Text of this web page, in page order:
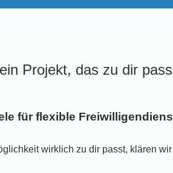
Projekt, das zu dir
für flexible
wirklich zu dir passt, klären